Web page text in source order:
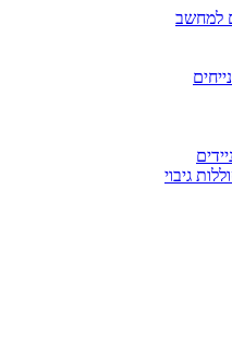
למחשב
גיבוי